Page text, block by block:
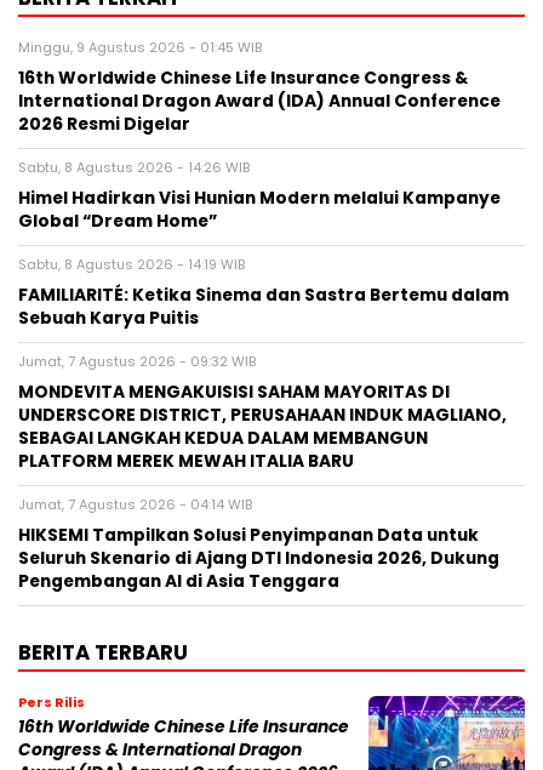
Minggu, 9 Agustus 2026 - 01:45 WIB
16th Worldwide Chinese Life Insurance Congress &
International Dragon Award (IDA) Annual Conference
2026 Resmi Digelar
Sabtu, 8 Agustus 2026 - 14:26 WIB
Himel Hadirkan Visi Hunian Modern melalui Kampanye
Global “Dream Home”
Sabtu, 8 Agustus 2026 - 14:19 WIB
FAMILIARITÉ: Ketika Sinema dan Sastra Bertemu dalam
Sebuah Karya Puitis
Jumat, 7 Agustus 2026 - 09:32 WIB
MONDEVITA MENGAKUISISI SAHAM MAYORITAS DI
UNDERSCORE DISTRICT, PERUSAHAAN INDUK MAGLIANO,
SEBAGAI LANGKAH KEDUA DALAM MEMBANGUN
PLATFORM MEREK MEWAH ITALIA BARU
Jumat, 7 Agustus 2026 - 04:14 WIB
HIKSEMI Tampilkan Solusi Penyimpanan Data untuk
Seluruh Skenario di Ajang DTI Indonesia 2026, Dukung
Pengembangan AI di Asia Tenggara
BERITA TERBARU
Pers Rilis
16th Worldwide Chinese Life Insurance
Congress & International Dragon